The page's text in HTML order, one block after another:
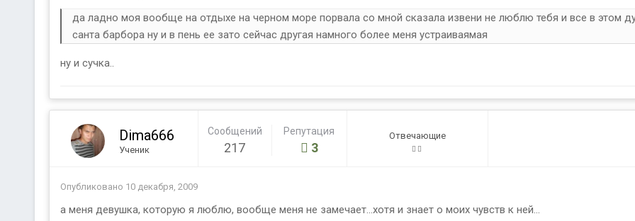
да ладно моя вообще на отдыхе на черном море порвала со мной сказала извени не люблю тебя и все в этом
санта барбора ну и в пень ее зато сейчас другая намного более меня устраиваямая
ну и сучка..
Dima666
Ученик
Сообщений
217
Репутация
3
Отвечающие
Опубликовано 10 декабря, 2009
а меня девушка, которую я люблю, вообще меня не замечает...хотя и знает о моих чувств к ней...